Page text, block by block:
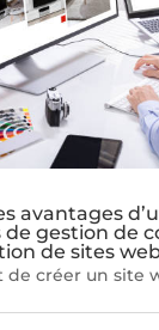
avantages
gestion de
de sites
de créer un site